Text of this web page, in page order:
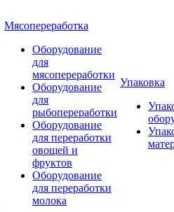
Мясопереработка
Оборудование
для
мясопереработки
Оборудование
для
рыбопереработки
Оборудование
для переработки
овощей и
фруктов
Оборудование
для переработки
молока
Упаковка